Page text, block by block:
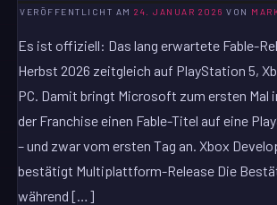
VERÖFFENTLICHT AM24. JANUAR 2026 VON
Es ist offiziell: Das lang erwartete Fable-
Herbst 2026 zeitgleich auf PlayStation 5,
PC. Damit bringt Microsoft zum ersten Mal
der Franchise einen Fable-Titel auf eine
– und zwar vom ersten Tag an. Xbox
bestätigt Multiplattform-Release Die
während […]